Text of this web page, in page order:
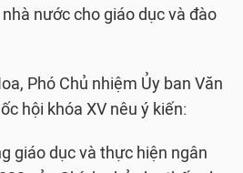
nước cho giáo dục và đào
Phó Chủ nhiệm Ủy ban Văn
hội khóa XV nêu ý kiến:
giáo dục và thực hiện ngân